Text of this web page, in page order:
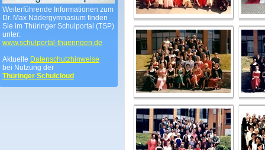
Weiterführende Informationen zum
Dr. Max Nädergymnasium finden
Sie im Thüringer Schulportal (TSP)
unter:
www.schulportal-thueringen.de
Aktuelle Datenschutzhinweise
bei Nutzung der
Thüringer Schulcloud